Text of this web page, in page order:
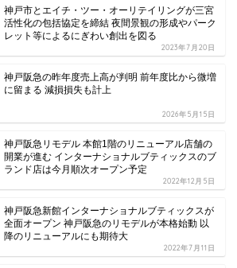
神戸市とエイチ・ツー・オーリテイリングが三宮
活性化の包括協定を締結 夜間景観の形成やパーク
レット等によるにぎわい創出を図る
2023年7月20日
神戸阪急の昨年度売上高が判明 前年度比から微増
に留まる 減損損失も計上
2026年5月15日
神戸阪急リモデル 本館1階のリニューアル店舗の
開業が進む インターナショナルブティックスのブ
ランド店は今月順次オープン予定
2022年12月5日
神戸阪急新館インターナショナルブティックスが
全面オープン 神戸阪急のリモデルが本格始動 以
降のリニューアルにも期待大
2022年7月11日